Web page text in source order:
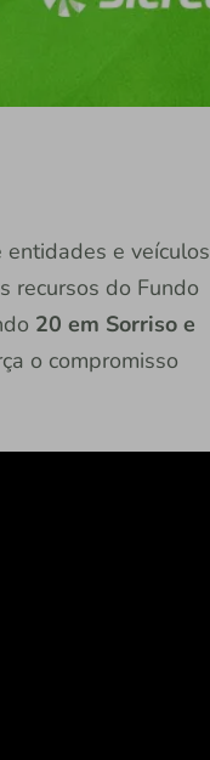
e veículos
recursos do Fundo
20 em Sorriso e
o compromisso